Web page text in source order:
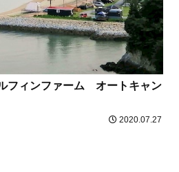
フィンファーム オートキャン
2020.07.27